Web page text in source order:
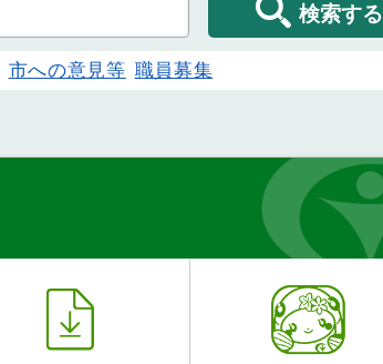
検索する
市への意見等 職員募集